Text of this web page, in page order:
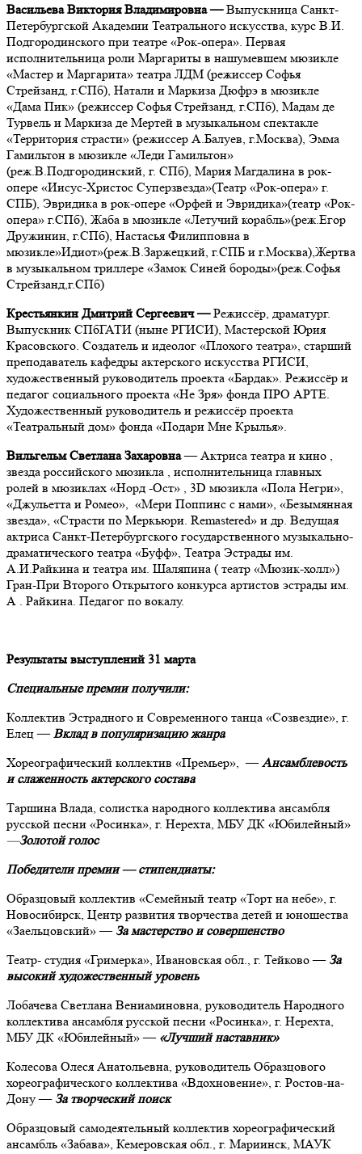
Васильева Виктория Владимировна—Выпускница Санкт-
Петербургской Академии Театрального искусства, курс В.И.
Подгородинского при театре «Рок-опера». Первая
исполнительница роли Маргариты в нашумевшем мюзикле
«Мастер и Маргарита» театра ЛДМ (режиссер Софья
Стрейзанд, г.СПб), Натали и Маркиза Дюфрэ в мюзикле
«Дама Пик» (режиссер Софья Стрейзанд, г.СПб), Мадам де
Турвель и Маркиза де Мертей в музыкальном спектакле
«Территория страсти» (режиссер А.Балуев, г.Москва), Эмма
Гамильтон в мюзикле «Леди Гамильтон»
(реж.В.Подгородинский, г. СПб), Мария Магдалина в рок-
опере «Иисус-Христос Суперзвезда»(Театр «Рок-опера» г.
СПБ), Эвридика в рок-опере «Орфей и Эвридика»(театр «Рок-
опера» г.СПб), Жаба в мюзикле «Летучий корабль»(реж.Егор
Дружинин, г.СПб), Настасья Филипповна в
мюзикле»Идиот»(реж.В.Заржецкий, г.СПБ и г.Москва),Жертва
в музыкальном триллере «Замок Синей бороды»(реж.Софья
Стрейзанд,г.СПб)
Крестьянкин Дмитрий Сергеевич—Режиссёр, драматург.
Выпускник СПбГАТИ (ныне РГИСИ), Мастерской Юрия
Красовского. Создатель и идеолог «Плохого театра», старший
преподаватель кафедры актерского искусства РГИСИ,
художественный руководитель проекта «Бардак». Режиссёр и
педагог социального проекта «Не Зря» фонда ПРО АРТЕ.
Художественный руководитель и режиссёр проекта
«Театральный дом» фонда «Подари Мне Крылья».
Вильгельм Светлана Захаровна— Актриса театра и кино ,
звезда российского мюзикла , исполнительница главных
ролей в мюзиклах «Норд -Ост» , 3D мюзикла «Пола Негри»,
«Джульетта и Ромео», «Мери Поппинс с нами», «Безымянная
звезда», «Страсти по Меркьюри. Remastered» и др. Ведущая
актриса Санкт-Петербургского государственного музыкально-
драматического театра «Буфф», Театра Эстрады им.
А.И.Райкина и театра им. Шаляпина ( театр «Мюзик-холл»)
Гран-При Второго Открытого конкурса артистов эстрады им.
А . Райкина. Педагог по вокалу.
Результаты выступлений 31 марта
Специальные премии получили:
Коллектив Эстрадного и Современного танца «Созвездие», г.
Елец —Вклад в популяризацию жанра
Хореографический коллектив «Премьер», —Ансамблевость
и слаженность актерского состава
Таршина Влада, солистка народного коллектива ансамбля
русской песни «Росинка», г. Нерехта, МБУ ДК «Юбилейный»
—Золотой голос
Победители премии — стипендиаты:
Образцовый коллектив «Семейный театр «Торт на небе», г.
Новосибирск, Центр развития творчества детей и юношества
«Заельцовский» — За мастерство и совершенство
Театр- студия «Гримерка», Ивановская обл., г. Тейково — За
высокий художественный уровень
Лобачева Светлана Вениаминовна, руководитель Народного
коллектива ансамбля русской песни «Росинка», г. Нерехта,
МБУ ДК «Юбилейный» — «Лучший наставник»
Колесова Олеся Анатольевна, руководитель Образцового
хореографического коллектива «Вдохновение», г. Ростов-на-
Дону — За творческий поиск
Образцовый самодеятельный коллектив хореографический
ансамбль «Забава», Кемеровская обл., г. Мариинск, МАУК